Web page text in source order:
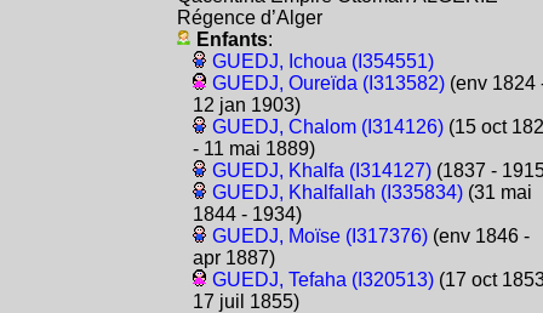
Régence d’Alger
Enfants:
GUEDJ, Ichoua (I354551)
GUEDJ, Oureïda (I313582)(env 1824
12 jan 1903)
GUEDJ, Chalom (I314126)(15 oct
- 11 mai 1889)
GUEDJ, Khalfa (I314127)(1837 -
GUEDJ, Khalfallah (I335834)(31 mai
1844 - 1934)
GUEDJ, Moïse (I317376)(env 1846 -
apr 1887)
GUEDJ, Tefaha (I320513)(17 oct
17 juil 1855)